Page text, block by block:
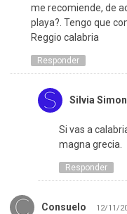
me recomiende, de
playa?. Tengo que
Reggio calabria
Responder
Silvia
Si vas a
magna grecia.
Responder
Consuelo 12/11/